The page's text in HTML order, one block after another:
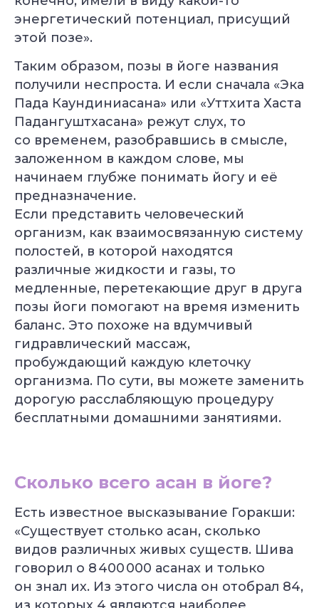
энергетический потенциал, присущий
этой позе».
Таким образом, позы в йоге названия
получили неспроста. И если сначала «Эка
Пада Каундиниасана» или «Уттхита Хаста
Падангуштхасана» режут слух, то
со временем, разобравшись в смысле,
заложенном в каждом слове, мы
начинаем глубже понимать йогу и её
предназначение.
Если представить человеческий
организм, как взаимосвязанную систему
полостей, в которой находятся
различные жидкости и газы, то
медленные, перетекающие друг в друга
позы йоги помогают на время изменить
баланс. Это похоже на вдумчивый
гидравлический массаж,
пробуждающий каждую клеточку
организма. По сути, вы можете заменить
дорогую расслабляющую процедуру
бесплатными домашними занятиями.
Сколько всего асан в йоге?
Есть известное высказывание Горакши:
«Существует столько асан, сколько
видов различных живых существ. Шива
говорил о 8 400 000 асанах и только
он знал их. Из этого числа он отобрал 84,
ПОДРОБНЕЕ